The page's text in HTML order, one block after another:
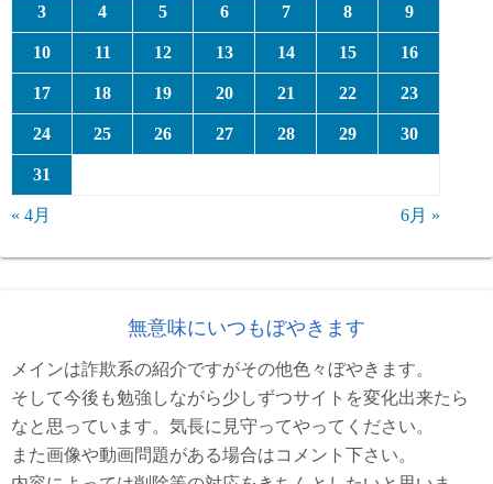
3 4 5 6 7 8 9
10 11 12 13 14 15 16
17 18 19 20 21 22 23
24 25 26 27 28 29 30
31
« 4月 6月 »
無意味にいつもぼやきます
メインは詐欺系の紹介ですがその他色々ぼやきます。
そして今後も勉強しながら少しずつサイトを変化出来たら
なと思っています。気長に見守ってやってください。
また画像や動画問題がある場合はコメント下さい。